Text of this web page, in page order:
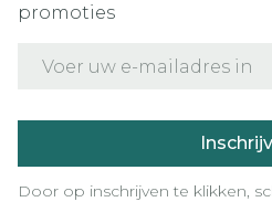
promoties
Door op inschrijven te klikken,